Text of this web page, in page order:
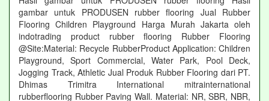
gambar untuk PRODUSEN rubber flooring Jual Rubber
Flooring Children Playground Harga Murah Jakarta oleh
indotrading product rubber flooring Rubber Flooring
@Site:Material: Recycle RubberProduct Application: Children
Playground, Sport Commercial, Water Park, Pool Deck,
Jogging Track, Athletic Jual Produk Rubber Flooring dari PT.
Dhimas Trimitra International mitrainternational
rubberflooring Rubber Paving Wall. Material: NR, SBR, NBR,